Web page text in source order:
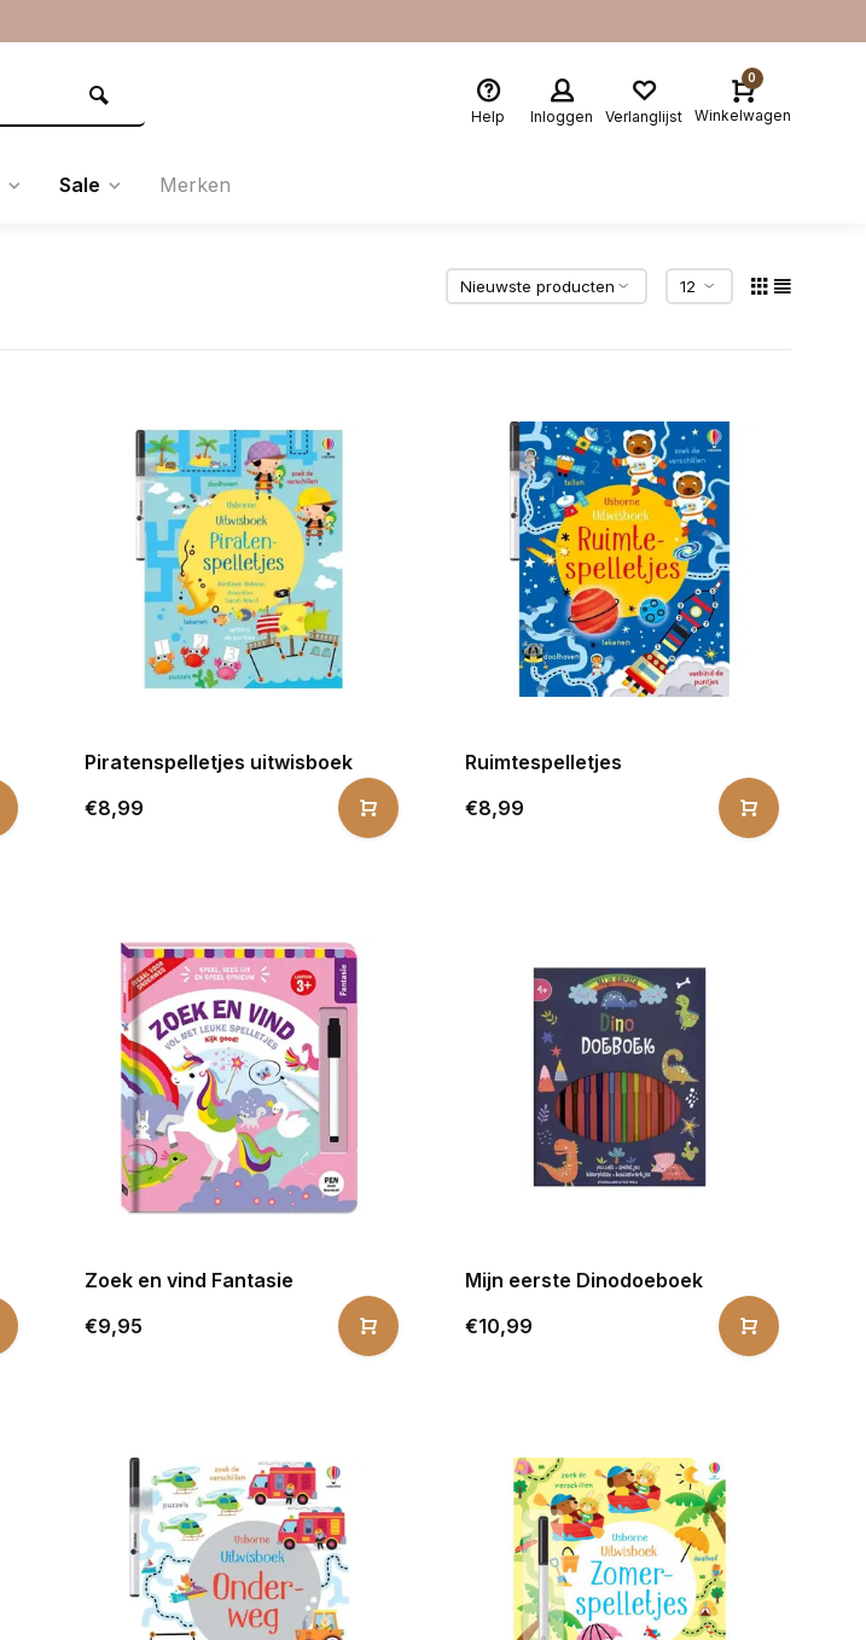
Help Inloggen Verlanglijst
0
Winkelwagen
Sale Merken
Piratenspelletjes uitwisboek
€8,99
Ruimtespelletjes
€8,99
Zoek en vind Fantasie
€9,95
Mijn eerste Dinodoeboek
€10,99